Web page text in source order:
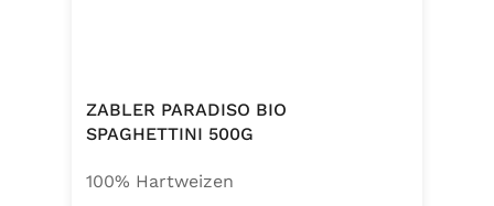
ZABLER PARADISO BIO
SPAGHETTINI 500G
100% Hartweizen